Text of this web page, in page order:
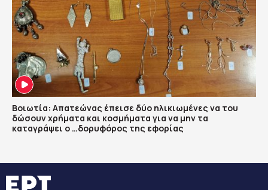
Βοιωτία: Απατεώνας έπεισε δύο ηλικιωμένες να του
δώσουν χρήματα και κοσμήματα για να μην τα
καταγράψει ο …δορυφόρος της εφορίας